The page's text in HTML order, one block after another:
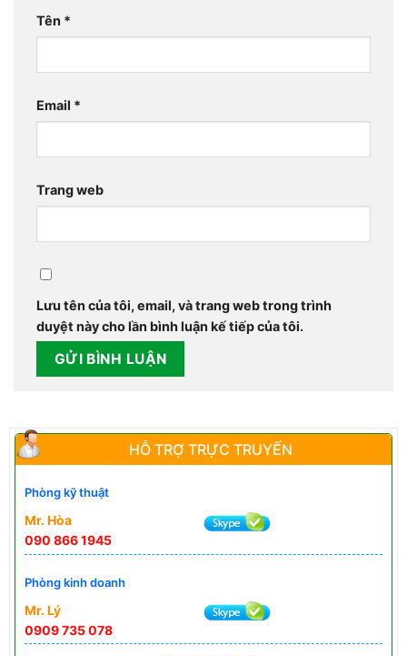
HỖ TRỢ TRỰC TRUYẾN
Phòng kỹ thuật
Mr. Hòa
090 866 1945
Phòng kinh doanh
Mr. Lý
0909 735 078
Tên *
Email *
Trang web
Lưu tên của tôi, email, và trang web trong trình
duyệt này cho lần bình luận kế tiếp của tôi.